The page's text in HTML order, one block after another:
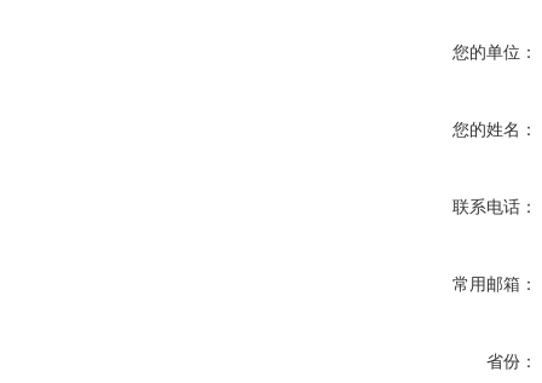
您的单位：
您的姓名：
联系电话：
常用邮箱：
省份：